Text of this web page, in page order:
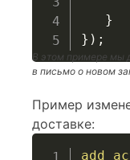
}
} ) ;
В этом примере мы
в письмо о новом
Пример
доставке: